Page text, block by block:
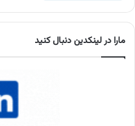
مارا در لینکدین دنبال کنید